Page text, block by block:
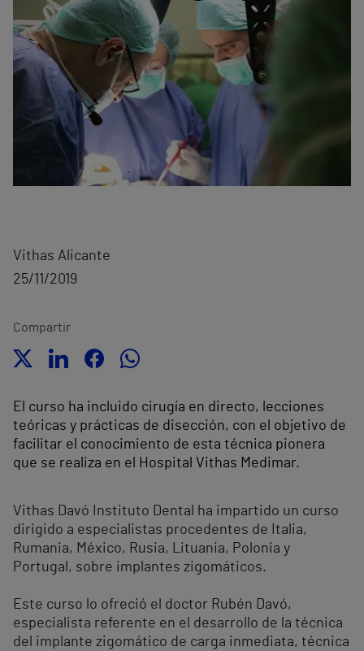
Vithas Alicante
25/11/2019
Compartir
El curso ha incluido cirugía en directo, lecciones
teóricas y prácticas de disección, con el objetivo de
facilitar el conocimiento de esta técnica pionera
que se realiza en el Hospital Vithas Medimar.
Vithas Davó Instituto Dental ha impartido un curso
dirigido a especialistas procedentes de Italia,
Rumania, México, Rusia, Lituania, Polonia y
Portugal, sobre implantes zigomáticos.
Este curso lo ofreció el doctor Rubén Davó,
especialista referente en el desarrollo de la técnica
del implante zigomático de carga inmediata, técnica